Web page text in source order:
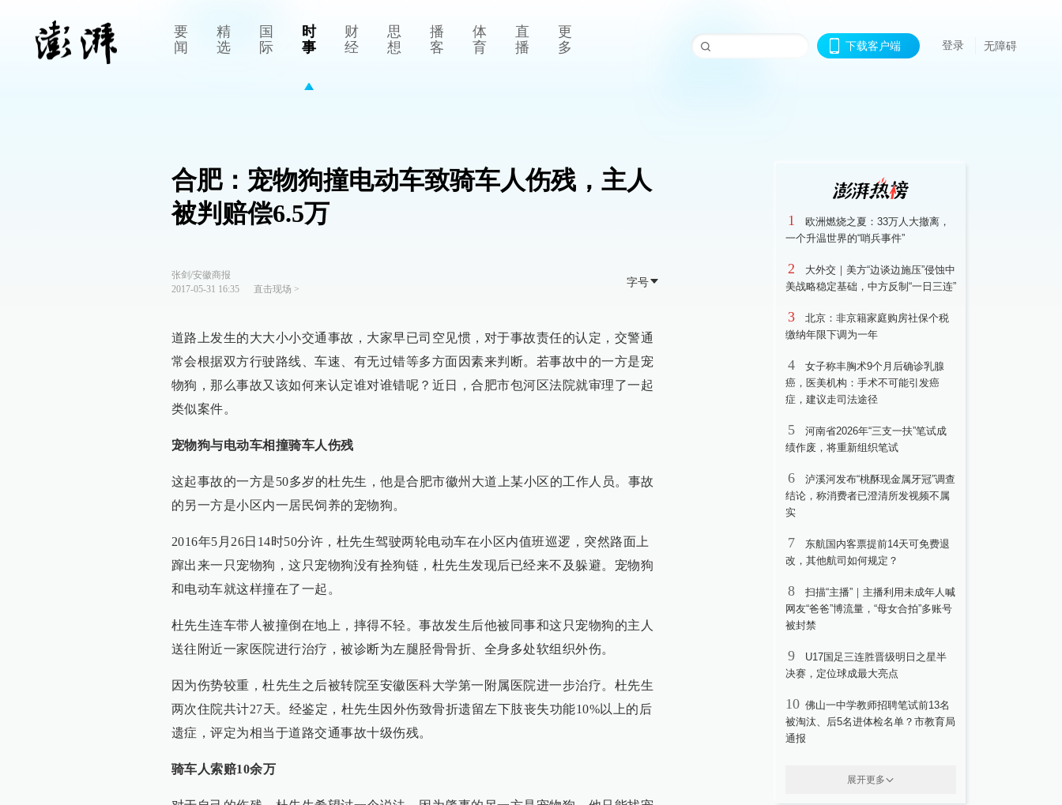
要
闻
精
选
国
际
时
事
财
经
思
想
播
客
体
育
直
播
更
多
下载客户端 登录 无障碍
合肥：宠物狗撞电动车致骑车人伤残，主人
被判赔偿6.5万
张剑/安徽商报
2017-05-31 16:35
直击现场 >
字号
道路上发生的大大小小交通事故，大家早已司空见惯，对于事故责任的认定，交警通
常会根据双方行驶路线、车速、有无过错等多方面因素来判断。若事故中的一方是宠
物狗，那么事故又该如何来认定谁对谁错呢？近日，合肥市包河区法院就审理了一起
类似案件。
宠物狗与电动车相撞骑车人伤残
这起事故的一方是50多岁的杜先生，他是合肥市徽州大道上某小区的工作人员。事故
的另一方是小区内一居民饲养的宠物狗。
2016年5月26日14时50分许，杜先生驾驶两轮电动车在小区内值班巡逻，突然路面上
蹿出来一只宠物狗，这只宠物狗没有拴狗链，杜先生发现后已经来不及躲避。宠物狗
和电动车就这样撞在了一起。
杜先生连车带人被撞倒在地上，摔得不轻。事故发生后他被同事和这只宠物狗的主人
送往附近一家医院进行治疗，被诊断为左腿胫骨骨折、全身多处软组织外伤。
因为伤势较重，杜先生之后被转院至安徽医科大学第一附属医院进一步治疗。杜先生
两次住院共计27天。经鉴定，杜先生因外伤致骨折遗留左下肢丧失功能10%以上的后
遗症，评定为相当于道路交通事故十级伤残。
骑车人索赔10余万
1
欧洲燃烧之夏：33万人大撤离，
一个升温世界的“哨兵事件”
2
大外交｜美方“边谈边施压”侵蚀中
美战略稳定基础，中方反制“一日三连”
3
北京：非京籍家庭购房社保个税
缴纳年限下调为一年
4
女子称丰胸术9个月后确诊乳腺
癌，医美机构：手术不可能引发癌
症，建议走司法途径
5
河南省2026年“三支一扶”笔试成
绩作废，将重新组织笔试
6
泸溪河发布“桃酥现金属牙冠”调查
结论，称消费者已澄清所发视频不属
实
7
东航国内客票提前14天可免费退
改，其他航司如何规定？
8
扫描“主播”｜主播利用未成年人喊
网友“爸爸”博流量，“母女合拍”多账号
被封禁
9
U17国足三连胜晋级明日之星半
决赛，定位球成最大亮点
10 佛山一中学教师招聘笔试前13名
被淘汰、后5名进体检名单？市教育局
通报
展开更多